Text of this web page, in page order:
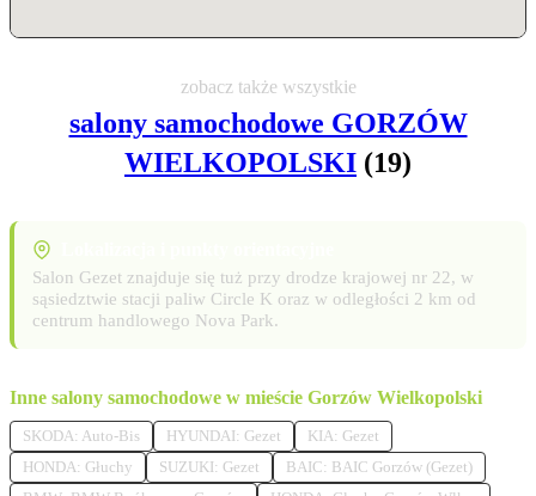
zobacz także wszystkie
salony samochodowe GORZÓW
WIELKOPOLSKI (19)
Salon Gezet znajduje się tuż przy drodze krajowej nr 22, w
sąsiedztwie stacji paliw Circle K oraz w odległości 2 km od
centrum handlowego Nova Park.
Inne salony samochodowe w mieście Gorzów Wielkopolski
SKODA: Auto-Bis HYUNDAI: Gezet
KIA: Gezet
HONDA: Głuchy
SUZUKI: Gezet
BAIC: BAIC Gorzów (Gezet)